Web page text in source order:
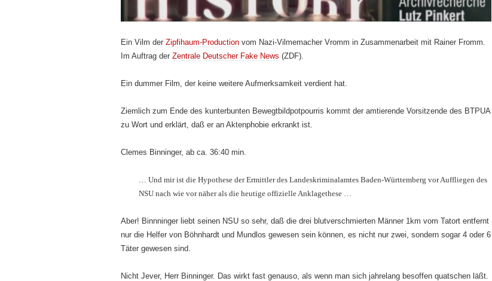
Ein Vilm der Zipfihaum-Production vom Nazi-Vilmemacher Vromm in Zusammenarbeit mit Rainer Fromm.
Im Auftrag der Zentrale Deutscher Fake News (ZDF).
Ein dummer Film, der keine weitere Aufmerksamkeit verdient hat.
Ziemlich zum Ende des kunterbunten Bewegtbildpotpourris kommt der amtierende Vorsitzende des BTPUA
zu Wort und erklärt, daß er an Aktenphobie erkrankt ist.
Clemes Binninger, ab ca. 36:40 min.
… Und mir ist die Hypothese der Ermittler des Landeskriminalamtes Baden-Württemberg vor Auffliegen des
NSU nach wie vor näher als die heutige offizielle Anklagethese …
Aber! Binnninger liebt seinen NSU so sehr, daß die drei blutverschmierten Männer 1km vom Tatort entfernt
nur die Helfer von Böhnhardt und Mundlos gewesen sein können, es nicht nur zwei, sondern sogar 4 oder 6
Täter gewesen sind.
Nicht Jever, Herr Binninger. Das wirkt fast genauso, als wenn man sich jahrelang besoffen quatschen läßt.